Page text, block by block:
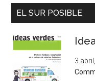
EL SUR POSIBLE
3